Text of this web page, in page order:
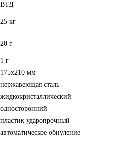
ВТД
25 кг
20 г
1 г
175х210 мм
нержавеющая сталь
жидкокристаллический
односторонний
пластик ударопрочный
автоматическое обнуление